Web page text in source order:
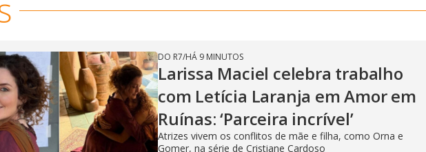
DO R7/HÁ 9 MINUTOS
Larissa Maciel celebra trabalho
com Letícia Laranja em Amor em
Ruínas: ‘Parceira incrível’
Atrizes vivem os conflitos de mãe e filha, como Orna e
Gomer, na série de Cristiane Cardoso